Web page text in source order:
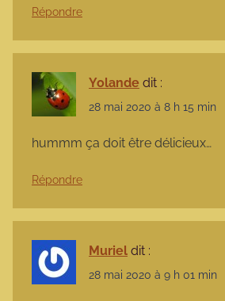
Répondre
Yolande dit :
28 mai 2020 à 8 h 15 min
hummm ça doit être délicieux…
Répondre
Muriel dit :
28 mai 2020 à 9 h 01 min